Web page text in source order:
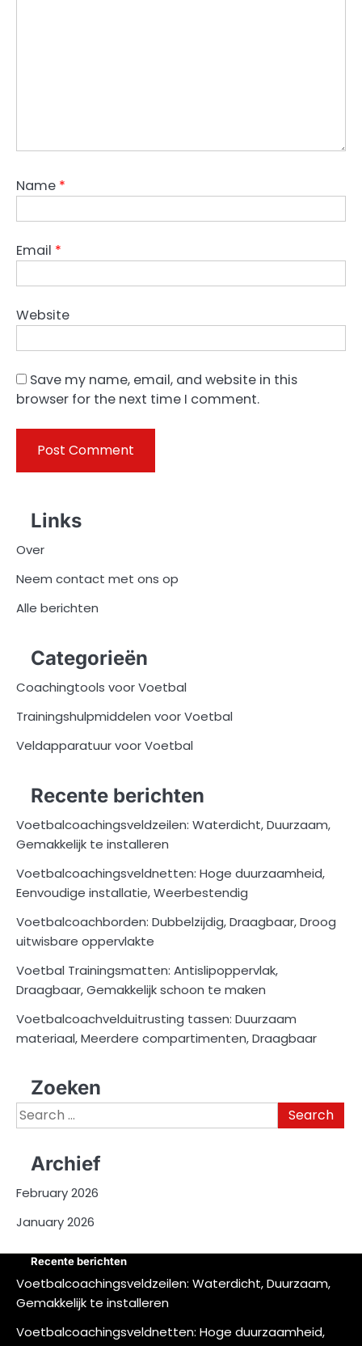
Name *
Email *
Website
Save my name, email, and website in this
browser for the next time I comment.
Links
Over
Neem contact met ons op
Alle berichten
Categorieën
Coachingtools voor Voetbal
Trainingshulpmiddelen voor Voetbal
Veldapparatuur voor Voetbal
Recente berichten
Voetbalcoachingsveldzeilen: Waterdicht, Duurzaam,
Gemakkelijk te installeren
Voetbalcoachingsveldnetten: Hoge duurzaamheid,
Eenvoudige installatie, Weerbestendig
Voetbalcoachborden: Dubbelzijdig, Draagbaar, Droog
uitwisbare oppervlakte
Voetbal Trainingsmatten: Antislipoppervlak,
Draagbaar, Gemakkelijk schoon te maken
Voetbalcoachvelduitrusting tassen: Duurzaam
materiaal, Meerdere compartimenten, Draagbaar
Zoeken
Search
for:
Archief
February 2026
January 2026
Recente berichten
Voetbalcoachingsveldzeilen: Waterdicht, Duurzaam,
Gemakkelijk te installeren
Voetbalcoachingsveldnetten: Hoge duurzaamheid,